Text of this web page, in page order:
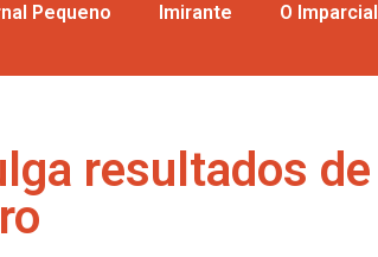
Pequeno Imirante O Imparcial
resultados de